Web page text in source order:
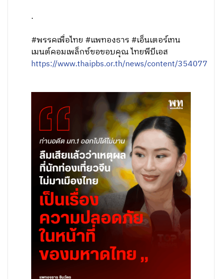
.
#พรรคเพื่อไทย #แพทองธาร #เอ็นเตอร์เทน
เมนต์คอมเพล็กซ์ขอขอบคุณ ไทยพีบีเอส
https://www.thaipbs.or.th/news/content/354077